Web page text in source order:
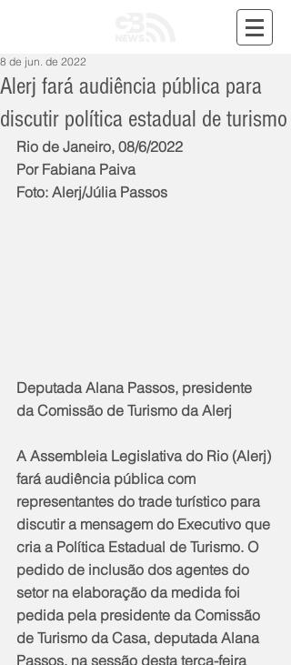
Alerj fará audiência pública para
discutir política estadual de turismo
8 de jun. de 2022
Rio de Janeiro, 08/6/2022
Por Fabiana Paiva
Foto: Alerj/Júlia Passos
Deputada Alana Passos, presidente
da Comissão de Turismo da Alerj
A Assembleia Legislativa do Rio (Alerj)
fará audiência pública com
representantes do trade turístico para
discutir a mensagem do Executivo que
cria a Política Estadual de Turismo. O
pedido de inclusão dos agentes do
setor na elaboração da medida foi
pedida pela presidente da Comissão
de Turismo da Casa, deputada Alana
Passos, na sessão desta terça-feira